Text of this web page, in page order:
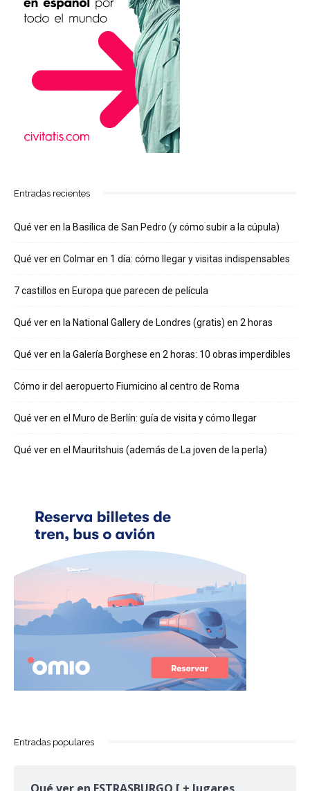
Entradas recientes
Qué ver en la Basílica de San Pedro (y cómo subir a la cúpula)
Qué ver en Colmar en 1 día: cómo llegar y visitas indispensables
7 castillos en Europa que parecen de película
Qué ver en la National Gallery de Londres (gratis) en 2 horas
Qué ver en la Galería Borghese en 2 horas: 10 obras imperdibles
Cómo ir del aeropuerto Fiumicino al centro de Roma
Qué ver en el Muro de Berlín: guía de visita y cómo llegar
Qué ver en el Mauritshuis (además de La joven de la perla)
Entradas populares